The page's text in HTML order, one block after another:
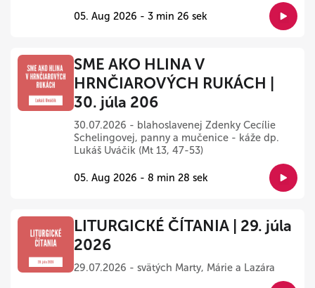
05. Aug 2026 - 3 min 26 sek
SME AKO HLINA V
HRNČIAROVÝCH RUKÁCH |
30. júla 206
30.07.2026 - blahoslavenej Zdenky Cecílie
Schelingovej, panny a mučenice - káže dp.
Lukáš Uváčik (Mt 13, 47-53)
05. Aug 2026 - 8 min 28 sek
LITURGICKÉ ČÍTANIA | 29. júla
2026
29.07.2026 - svätých Marty, Márie a Lazára